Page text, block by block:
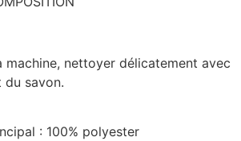
machine, nettoyer délicatement avec
du savon.
: 100% polyester